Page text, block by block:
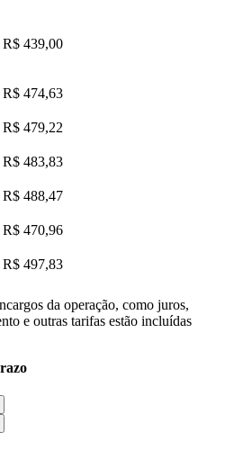
R$ 439,00
R$ 474,63
R$ 479,22
R$ 483,83
R$ 488,47
R$ 470,96
R$ 497,83
da operação, como juros,
e outras tarifas estão incluídas